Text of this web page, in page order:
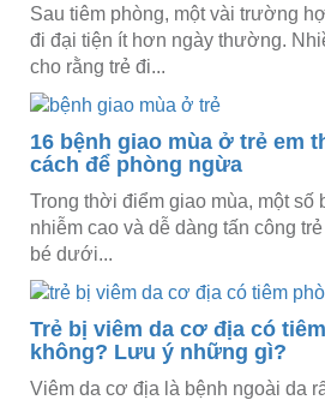
Sau tiêm phòng, một vài trường
đi đại tiện ít hơn ngày thường.
cho rằng trẻ đi...
16 bệnh giao mùa ở trẻ em
cách để phòng ngừa
Trong thời điểm giao mùa, một số
nhiễm cao và dễ dàng tấn công
bé dưới...
Trẻ bị viêm da cơ địa có
không? Lưu ý những gì?
Viêm da cơ địa là bệnh ngoài da